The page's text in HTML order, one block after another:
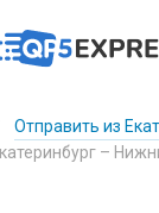
Отправить из